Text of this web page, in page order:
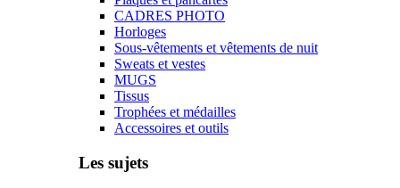
CADRES PHOTO
Horloges
Sous-vêtements et vêtements de nuit
Sweats et vestes
MUGS
Tissus
Trophées et médailles
Accessoires et outils
Les sujets